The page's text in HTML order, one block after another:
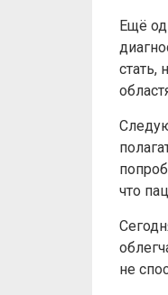
Ещё
стать,
что
не